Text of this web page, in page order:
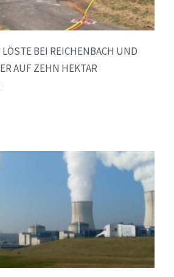
LÖSTE BEI REICHENBACH UND
AUF ZEHN HEKTAR